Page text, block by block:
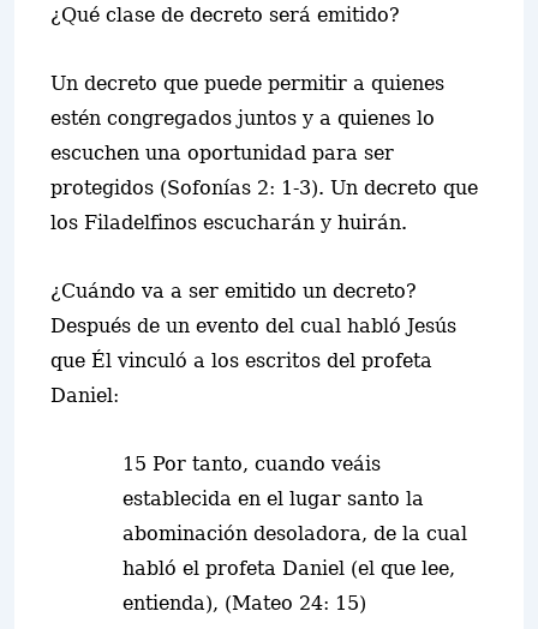
¿Qué clase de decreto será emitido?
Un decreto que puede permitir a quienes
estén congregados juntos y a quienes lo
escuchen una oportunidad para ser
protegidos (Sofonías 2: 1-3). Un decreto que
los Filadelfinos escucharán y huirán.
¿Cuándo va a ser emitido un decreto?
Después de un evento del cual habló Jesús
que Él vinculó a los escritos del profeta
Daniel:
15 Por tanto, cuando veáis
establecida en el lugar santo la
abominación desoladora, de la cual
habló el profeta Daniel (el que lee,
entienda), (Mateo 24: 15)